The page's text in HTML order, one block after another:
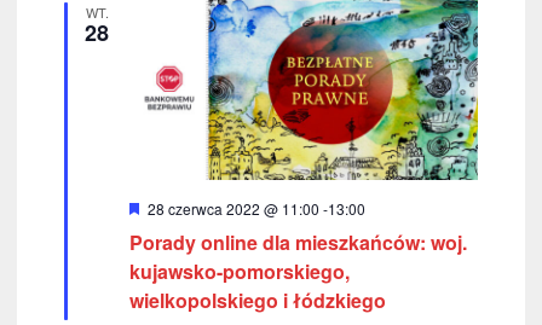
WT.
28
W
r
ó
ż
n
28 czerwca 2022 @ 11:00 -13:00
Porady online dla mieszkańców: woj.
kujawsko-pomorskiego,
wielkopolskiego i łódzkiego